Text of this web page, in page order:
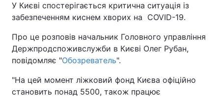
Головна Війна
Україна Політика
Економіка Світ
Спорт Наука
У Києві спостерігається критична ситуація із
забезпеченням киснем хворих на COVID-19.
Про це розповів начальник Головного управління
Держпродспоживслужби в Києві Олег Рубан,
повідомляє "Обозреватель".
"На цей момент ліжковий фонд Києва офіційно
становить понад 5500, також працює